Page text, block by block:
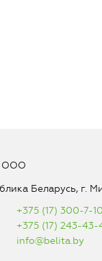
ООО
Беларусь, г.
+375 (17) 300-7-
+375 (17) 243-43-
info@belita.by